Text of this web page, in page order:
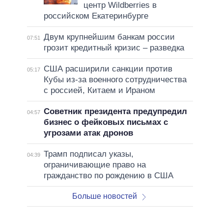
центр Wildberries в
российском Екатеринбурге
07:51 Двум крупнейшим банкам россии
грозит кредитный кризис – разведка
05:17
США расширили санкции против
Кубы из-за военного сотрудничества
с россией, Китаем и Ираном
04:57 Советник президента предупредил
бизнес о фейковых письмах с
угрозами атак дронов
04:39 Трамп подписал указы,
ограничивающие право на
гражданство по рождению в США
Больше новостей